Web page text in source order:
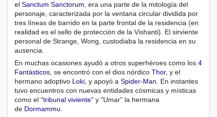
el Sanctum Sanctorum, era una parte de la mitología del
personaje, caracterizada por la ventana circular dividida por
tres líneas de barrido en la parte frontal de la residencia (en
realidad es el sello de protección de la Vishanti). El sirviente
personal de Strange, Wong, custodiaba la residencia en su
ausencia.
En muchas ocasiones ayudó a otros superhéroes como los 4
Fantásticos, se encontró con el dios nórdico Thor, y el
hermano adoptivo Loki, y apoyó a Spider-Man. En instantes
tuvo encuentros con nuevas entidades cósmicas y místicas
como el "tribunal viviente" y "Umar" la hermana
de Dormammu.